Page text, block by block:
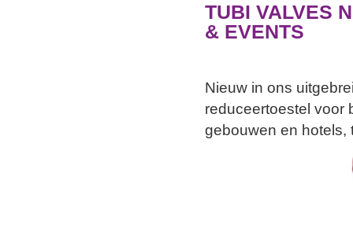
TUBI VALVES
& EVENTS
Nieuw in ons
reduceertoestel voor
gebouwen en hotels,